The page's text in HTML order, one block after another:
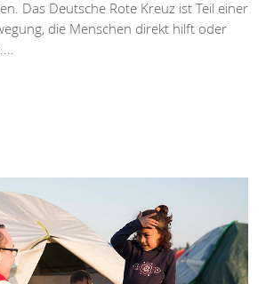
Das Deutsche Rote Kreuz ist Teil einer
die Menschen direkt hilft oder